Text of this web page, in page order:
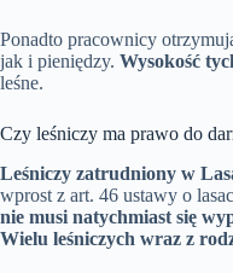
Ponadto pracownicy
jak i pieniędzy. Wysokość
leśne.
Czy leśniczy ma prawo do
Leśniczy zatrudniony w
wprost z art. 46 ustawy o
nie musi natychmiast się
Wielu leśniczych wraz z